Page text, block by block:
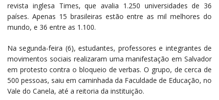
revista inglesa Times, que avalia 1.250 universidades de 36
países. Apenas 15 brasileiras estão entre as mil melhores do
mundo, e 36 entre as 1.100.
Na segunda-feira (6), estudantes, professores e integrantes de
movimentos sociais realizaram uma manifestação em Salvador
em protesto contra o bloqueio de verbas. O grupo, de cerca de
500 pessoas, saiu em caminhada da Faculdade de Educação, no
Vale do Canela, até a reitoria da instituição.